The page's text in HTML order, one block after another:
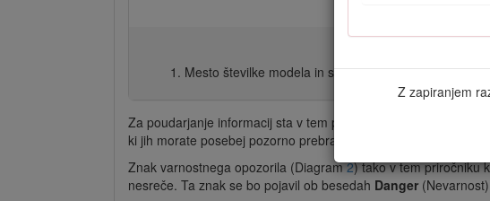
Z zapiranjem
Mesto številke modela in serijske številke
Za poudarjanje informacij sta v tem priročniku uporabljeni 2
ki jih morate posebej pozorno prebrati.
Znak varnostnega opozorila (Diagram2) tako v tem priročniku
nesreče. Ta znak se bo pojavil ob besedah Danger